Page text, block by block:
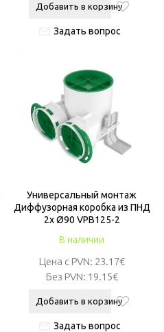
Добавить в корзину
Задать вопрос
В наличии
Универсальный монтаж
Диффузорная коробка из ПНД
2x Ø90 VPB125-2
Цена с PVN: 23.17€
Без PVN: 19.15€
Добавить в корзину
Задать вопрос